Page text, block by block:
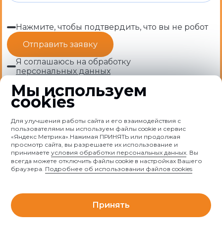
Нажмите, чтобы подтвердить, что вы не робот
Я соглашаюсь на обработку
персональных данных
Мы используем
cookies
Для улучшения работы сайта и его взаимодействия с
пользователями мы используем файлы cookie и сервис
«Яндекс Метрика».Нажимая ПРИНЯТЬ или продолжая
просмотр сайта, вы разрешаете их использование и
принимаетеусловия обработки персональных данных . Вы
всегда можете отключить файлы cookie в настройках Вашего
браузера. Подробнее об использовании файлов cookies
Принять